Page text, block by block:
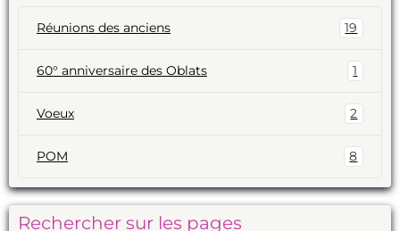
Réunions des anciens 19
60° anniversaire des Oblats 1
Voeux 2
POM 8
Rechercher sur les pages